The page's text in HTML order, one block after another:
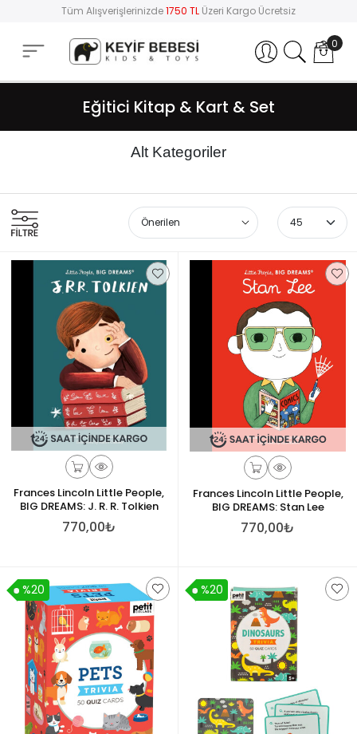
Tüm Alışverişlerinizde1750 TL Üzeri Kargo Ücretsiz
Hesabım 0
Eğitici Kitap & Kart & Set
Alt Kategoriler
Frances Lincoln Little People,
BIG DREAMS: J. R. R. Tolkien
770,00₺
Frances Lincoln Little People,
BIG DREAMS: Stan Lee
770,00₺
%20 %20